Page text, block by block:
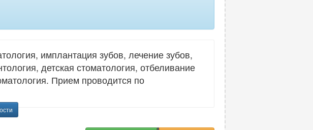
имплантация зубов, лечение зубов,
детская стоматология, отбеливание
Прием проводится по